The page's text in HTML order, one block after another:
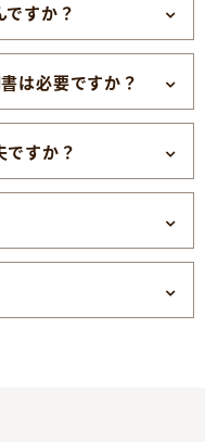
すか？
は必要ですか？
ですか？